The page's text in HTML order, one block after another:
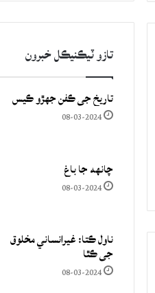
تازو ٽيڪنيڪل خبرون
تاريخ جي ڪفن جھڙو ڪيس
08-03-2024
چانهه جا باغ
08-03-2024
ناول ڪتا: غيرانساني مخلوق
جي ڪٿا
08-03-2024